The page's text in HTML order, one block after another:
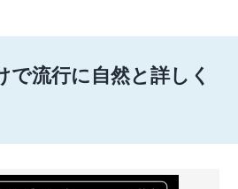
で流行に自然と詳しく